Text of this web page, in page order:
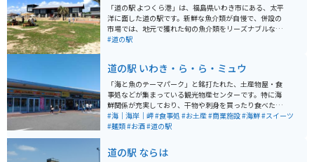
「道の駅 よつくら港」は、福島県いわき市にある、太平
洋に面した道の駅です。新鮮な魚介類が自慢で、併設の
市場では、地元で獲れた旬の魚介類をリーズナブルな価
格で購入できます。 食事処では、獲れたての海の幸を使
たっぷり使った「四倉海鮮丼」です。 また、道の駅の目
の前には、太平洋を一望できる「四倉海岸」が広がって
います。青い海と白い砂浜のコントラストが美しく、サ
ーフィンスポットとしても人気があります。バイクで訪
れた方は、海岸線を気持ちよくツーリングするのもおす
すめです。 周辺には、塩屋崎灯台やアクアマリンふくし
る「いわき張子」などが人気です。
#道の駅
道の駅 いわき・ら・ら・ミュウ
「海と魚のテーマパーク」と銘打たれた、土産物屋・食
事処などが集まっている観光物産センターです。特に海
鮮関係が充実しており、干物や刺身を買ったり食べたり
できます。観光遊覧船もこの施設から発着しています。
アクアマリンふくしまと隣接しているので、この辺りだ
#海｜海岸｜岬#食事処 #お土産#商業施設#海鮮#スイーツ
#麺類#お酒#道の駅
道の駅 ならは